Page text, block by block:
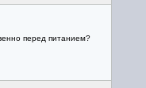
перед питанием?